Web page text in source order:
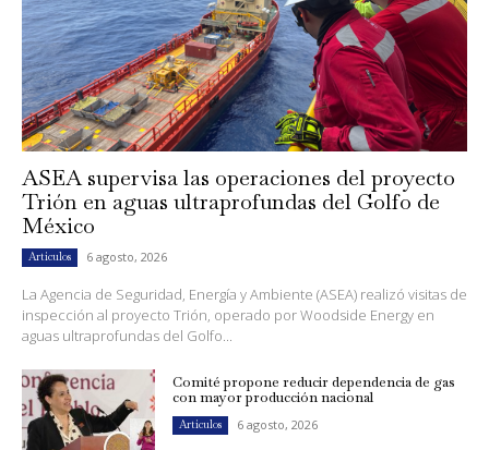
ASEA supervisa las operaciones del proyecto
Trión en aguas ultraprofundas del Golfo de
México
Artículos 6 agosto, 2026
La Agencia de Seguridad, Energía y Ambiente (ASEA) realizó visitas de
inspección al proyecto Trión, operado por Woodside Energy en
aguas ultraprofundas del Golfo...
Comité propone reducir dependencia de gas
con mayor producción nacional
Artículos 6 agosto, 2026